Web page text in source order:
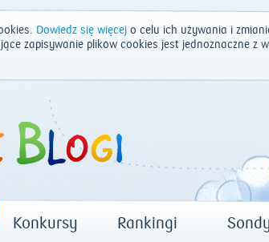
Dowiedz się więcejo celu ich używania i
zapisywanie plików cookies jest jednoznaczne z
Konkursy Rankingi